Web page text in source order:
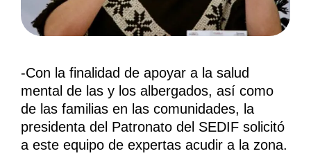
-Con la finalidad de apoyar a la salud
mental de las y los albergados, así como
de las familias en las comunidades, la
presidenta del Patronato del SEDIF solicitó
a este equipo de expertas acudir a la zona.